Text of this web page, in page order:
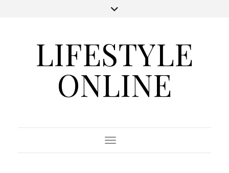
LIFESTYLE
ONLINE
Toggle Navigation